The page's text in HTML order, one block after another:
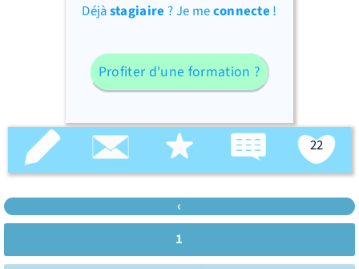
Déjàstagiaire ? Je meconnecte !
Profiter d'une formation ?
22
‹
1